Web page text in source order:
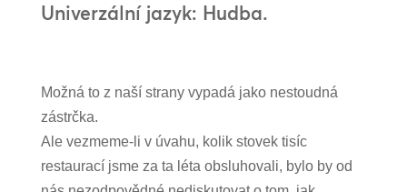
Univerzální jazyk: Hudba.
Možná to z naší strany vypadá jako nestoudná
zástrčka.
Ale vezmeme-li v úvahu, kolik stovek tisíc
restaurací jsme za ta léta obsluhovali, bylo by od